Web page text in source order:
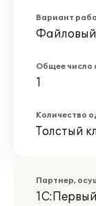
Вариант
Файловый
Общее число
1
Количество
Толстый
Партнер,